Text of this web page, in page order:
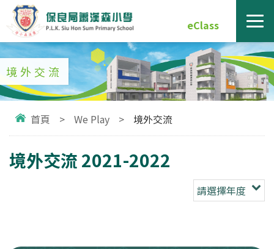
eClass
境外交流
首頁 > We Play > 境外交流
境外交流 2021-2022
請選擇年度